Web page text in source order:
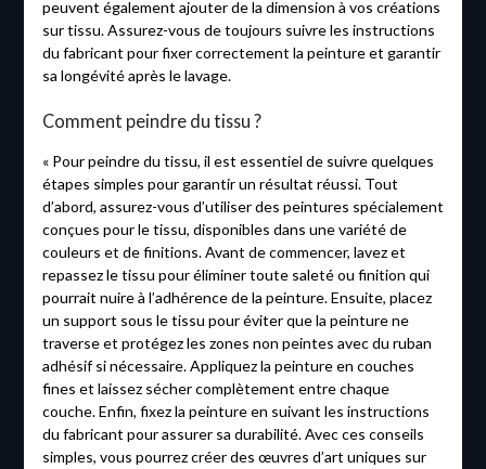
peuvent également ajouter de la dimension à vos créations
sur tissu. Assurez-vous de toujours suivre les instructions
du fabricant pour fixer correctement la peinture et garantir
sa longévité après le lavage.
Comment peindre du tissu ?
« Pour peindre du tissu, il est essentiel de suivre quelques
étapes simples pour garantir un résultat réussi. Tout
d’abord, assurez-vous d’utiliser des peintures spécialement
conçues pour le tissu, disponibles dans une variété de
couleurs et de finitions. Avant de commencer, lavez et
repassez le tissu pour éliminer toute saleté ou finition qui
pourrait nuire à l’adhérence de la peinture. Ensuite, placez
un support sous le tissu pour éviter que la peinture ne
traverse et protégez les zones non peintes avec du ruban
adhésif si nécessaire. Appliquez la peinture en couches
fines et laissez sécher complètement entre chaque
couche. Enfin, fixez la peinture en suivant les instructions
du fabricant pour assurer sa durabilité. Avec ces conseils
simples, vous pourrez créer des œuvres d’art uniques sur